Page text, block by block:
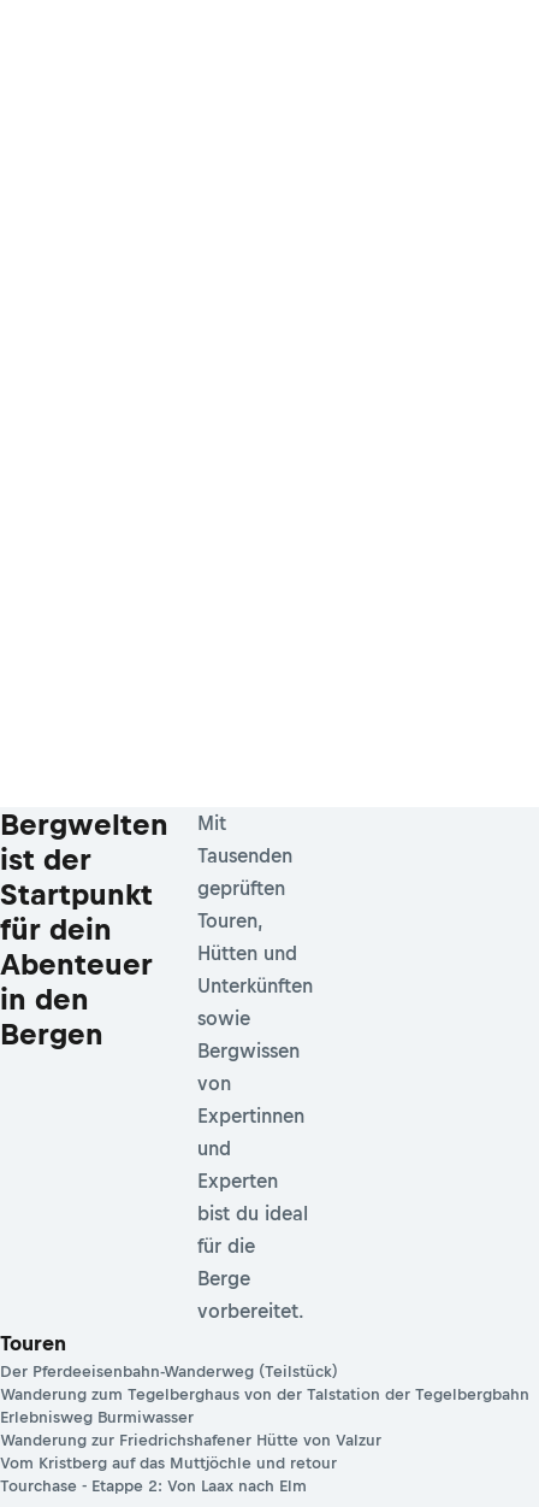
Bergwelten
ist der
Startpunkt
für dein
Abenteuer
in den
Bergen
Mit
Tausenden
geprüften
Touren,
Hütten und
Unterkünften
sowie
Bergwissen
von
Expertinnen
und
Experten
bist du ideal
für die
Berge
vorbereitet.
Touren
Der Pferdeeisenbahn-Wanderweg (Teilstück)
Wanderung zum Tegelberghaus von der Talstation der Tegelbergbahn
Erlebnisweg Burmiwasser
Wanderung zur Friedrichshafener Hütte von Valzur
Vom Kristberg auf das Muttjöchle und retour
Tourchase - Etappe 2: Von Laax nach Elm